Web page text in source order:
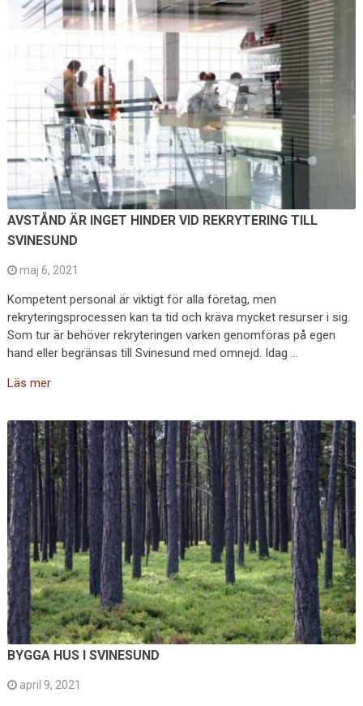
AVSTÅND ÄR INGET HINDER VID REKRYTERING TILL
SVINESUND
maj 6, 2021
Kompetent personal är viktigt för alla företag, men
rekryteringsprocessen kan ta tid och kräva mycket resurser i sig.
Som tur är behöver rekryteringen varken genomföras på egen
hand eller begränsas till Svinesund med omnejd. Idag …
Läs mer
BYGGA HUS I SVINESUND
april 9, 2021